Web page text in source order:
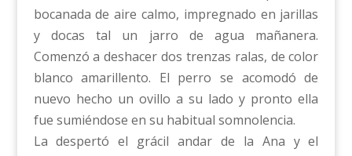
bocanada de aire calmo, impregnado en jarillas
y docas tal un jarro de agua mañanera.
Comenzó a deshacer dos trenzas ralas, de color
blanco amarillento. El perro se acomodó de
nuevo hecho un ovillo a su lado y pronto ella
fue sumiéndose en su habitual somnolencia.
La despertó el grácil andar de la Ana y el